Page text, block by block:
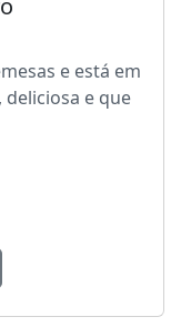
e está em
e que